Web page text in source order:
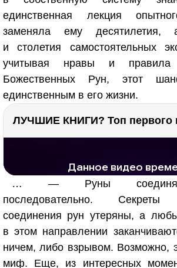
единственная лекция
заменяла ему
и столетия самостоятельных
учитывая нравы и правила
Божественных Рун, этот
единственным в его жизни.
ЛУЧШИЕ КНИГИ? Топ первого
… — Руны
последовательно. Секреты
соединения рун утеряны, а
в этом направлении
ничем, либо взрывом. Возможно,
миф. Еще, из интересных